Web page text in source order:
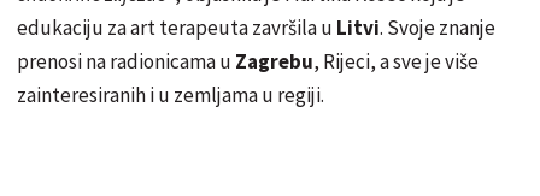
edukaciju za art terapeuta završila u Litvi. Svoje znanje
prenosi na radionicama u Zagrebu, Rijeci, a sve je više
zainteresiranih i u zemljama u regiji.